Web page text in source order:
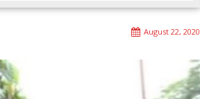
August 22, 2020